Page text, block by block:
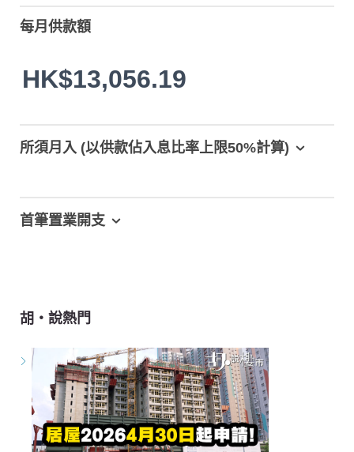
每月供款額
HK$13,056.19
所須月入 (以供款佔入息比率上限50%計算)
首筆置業開支
胡‧說熱門